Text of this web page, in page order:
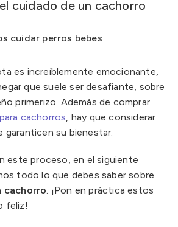
cuidado de un cachorro
es increíblemente emocionante,
que suele ser desafiante, sobre
primerizo. Además de comprar
cachorros , hay que considerar
su bienestar.
este proceso, en el siguiente
todo lo que debes saber sobre
cachorro . ¡Pon en práctica estos
feliz!